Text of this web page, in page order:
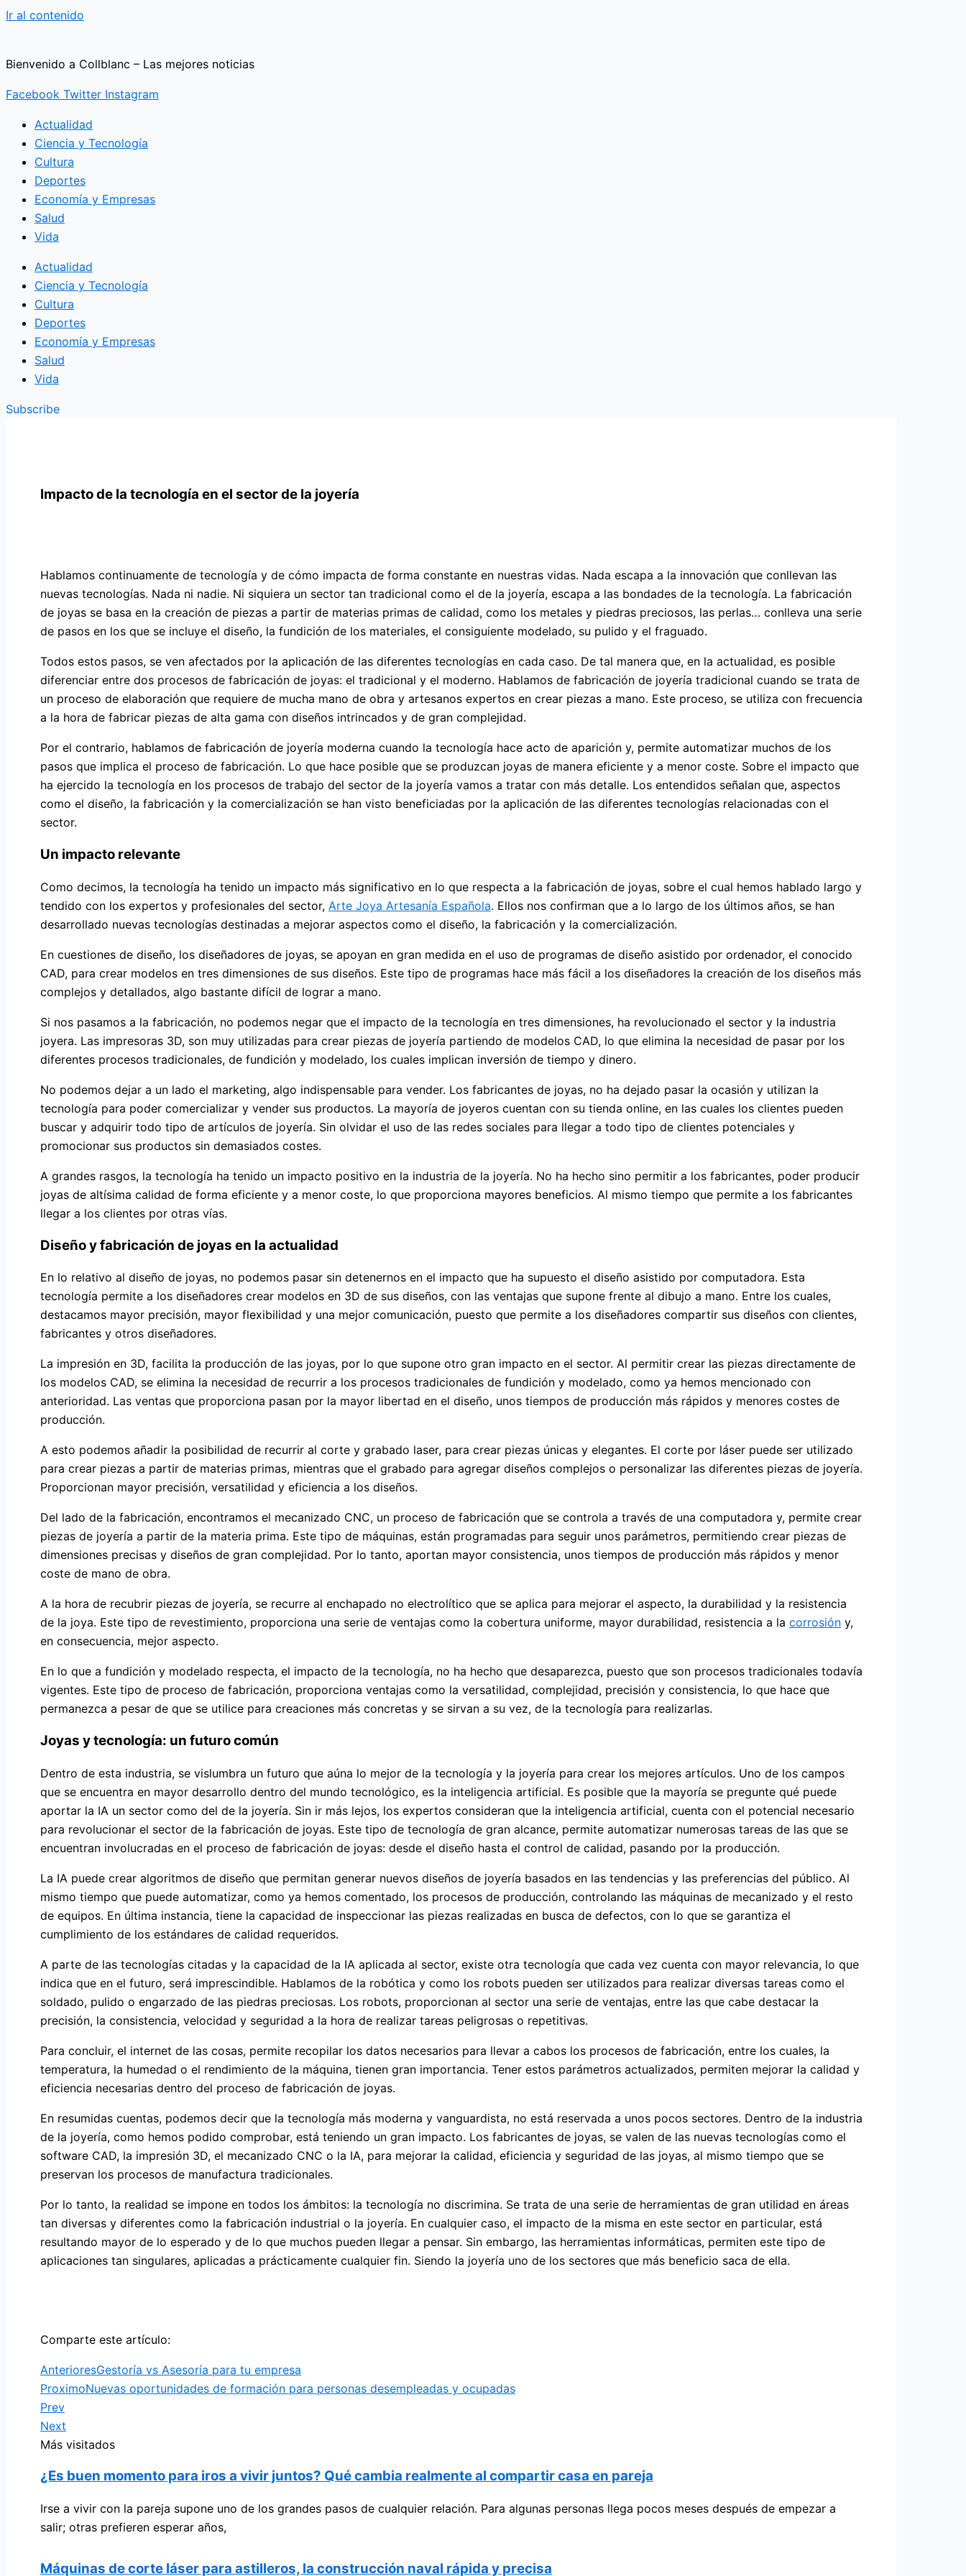
Ir al contenido
Bienvenido a Collblanc – Las mejores noticias
Facebook Twitter Instagram
Actualidad
Ciencia y Tecnología
Cultura
Deportes
Economía y Empresas
Salud
Vida
Actualidad
Ciencia y Tecnología
Cultura
Deportes
Economía y Empresas
Salud
Vida
Subscribe
Impacto de la tecnología en el sector de la joyería
Hablamos continuamente de tecnología y de cómo impacta de forma constante en nuestras vidas. Nada escapa a la innovación que conllevan las
nuevas tecnologías. Nada ni nadie. Ni siquiera un sector tan tradicional como el de la joyería, escapa a las bondades de la tecnología. La fabricación
de joyas se basa en la creación de piezas a partir de materias primas de calidad, como los metales y piedras preciosos, las perlas… conlleva una serie
de pasos en los que se incluye el diseño, la fundición de los materiales, el consiguiente modelado, su pulido y el fraguado.
Todos estos pasos, se ven afectados por la aplicación de las diferentes tecnologías en cada caso. De tal manera que, en la actualidad, es posible
diferenciar entre dos procesos de fabricación de joyas: el tradicional y el moderno. Hablamos de fabricación de joyería tradicional cuando se trata de
un proceso de elaboración que requiere de mucha mano de obra y artesanos expertos en crear piezas a mano. Este proceso, se utiliza con frecuencia
a la hora de fabricar piezas de alta gama con diseños intrincados y de gran complejidad.
Por el contrario, hablamos de fabricación de joyería moderna cuando la tecnología hace acto de aparición y, permite automatizar muchos de los
pasos que implica el proceso de fabricación. Lo que hace posible que se produzcan joyas de manera eficiente y a menor coste. Sobre el impacto que
ha ejercido la tecnología en los procesos de trabajo del sector de la joyería vamos a tratar con más detalle. Los entendidos señalan que, aspectos
como el diseño, la fabricación y la comercialización se han visto beneficiadas por la aplicación de las diferentes tecnologías relacionadas con el
sector.
Un impacto relevante
Como decimos, la tecnología ha tenido un impacto más significativo en lo que respecta a la fabricación de joyas, sobre el cual hemos hablado largo y
tendido con los expertos y profesionales del sector, Arte Joya Artesanía Española. Ellos nos confirman que a lo largo de los últimos años, se han
desarrollado nuevas tecnologías destinadas a mejorar aspectos como el diseño, la fabricación y la comercialización.
En cuestiones de diseño, los diseñadores de joyas, se apoyan en gran medida en el uso de programas de diseño asistido por ordenador, el conocido
CAD, para crear modelos en tres dimensiones de sus diseños. Este tipo de programas hace más fácil a los diseñadores la creación de los diseños más
complejos y detallados, algo bastante difícil de lograr a mano.
Si nos pasamos a la fabricación, no podemos negar que el impacto de la tecnología en tres dimensiones, ha revolucionado el sector y la industria
joyera. Las impresoras 3D, son muy utilizadas para crear piezas de joyería partiendo de modelos CAD, lo que elimina la necesidad de pasar por los
diferentes procesos tradicionales, de fundición y modelado, los cuales implican inversión de tiempo y dinero.
No podemos dejar a un lado el marketing, algo indispensable para vender. Los fabricantes de joyas, no ha dejado pasar la ocasión y utilizan la
tecnología para poder comercializar y vender sus productos. La mayoría de joyeros cuentan con su tienda online, en las cuales los clientes pueden
buscar y adquirir todo tipo de artículos de joyería. Sin olvidar el uso de las redes sociales para llegar a todo tipo de clientes potenciales y
promocionar sus productos sin demasiados costes.
A grandes rasgos, la tecnología ha tenido un impacto positivo en la industria de la joyería. No ha hecho sino permitir a los fabricantes, poder producir
joyas de altísima calidad de forma eficiente y a menor coste, lo que proporciona mayores beneficios. Al mismo tiempo que permite a los fabricantes
llegar a los clientes por otras vías.
Diseño y fabricación de joyas en la actualidad
En lo relativo al diseño de joyas, no podemos pasar sin detenernos en el impacto que ha supuesto el diseño asistido por computadora. Esta
tecnología permite a los diseñadores crear modelos en 3D de sus diseños, con las ventajas que supone frente al dibujo a mano. Entre los cuales,
destacamos mayor precisión, mayor flexibilidad y una mejor comunicación, puesto que permite a los diseñadores compartir sus diseños con clientes,
fabricantes y otros diseñadores.
La impresión en 3D, facilita la producción de las joyas, por lo que supone otro gran impacto en el sector. Al permitir crear las piezas directamente de
los modelos CAD, se elimina la necesidad de recurrir a los procesos tradicionales de fundición y modelado, como ya hemos mencionado con
anterioridad. Las ventas que proporciona pasan por la mayor libertad en el diseño, unos tiempos de producción más rápidos y menores costes de
producción.
A esto podemos añadir la posibilidad de recurrir al corte y grabado laser, para crear piezas únicas y elegantes. El corte por láser puede ser utilizado
para crear piezas a partir de materias primas, mientras que el grabado para agregar diseños complejos o personalizar las diferentes piezas de joyería.
Proporcionan mayor precisión, versatilidad y eficiencia a los diseños.
Del lado de la fabricación, encontramos el mecanizado CNC, un proceso de fabricación que se controla a través de una computadora y, permite crear
piezas de joyería a partir de la materia prima. Este tipo de máquinas, están programadas para seguir unos parámetros, permitiendo crear piezas de
dimensiones precisas y diseños de gran complejidad. Por lo tanto, aportan mayor consistencia, unos tiempos de producción más rápidos y menor
coste de mano de obra.
A la hora de recubrir piezas de joyería, se recurre al enchapado no electrolítico que se aplica para mejorar el aspecto, la durabilidad y la resistencia
de la joya. Este tipo de revestimiento, proporciona una serie de ventajas como la cobertura uniforme, mayor durabilidad, resistencia a la corrosión y,
en consecuencia, mejor aspecto.
En lo que a fundición y modelado respecta, el impacto de la tecnología, no ha hecho que desaparezca, puesto que son procesos tradicionales todavía
vigentes. Este tipo de proceso de fabricación, proporciona ventajas como la versatilidad, complejidad, precisión y consistencia, lo que hace que
permanezca a pesar de que se utilice para creaciones más concretas y se sirvan a su vez, de la tecnología para realizarlas.
Joyas y tecnología: un futuro común
Dentro de esta industria, se vislumbra un futuro que aúna lo mejor de la tecnología y la joyería para crear los mejores artículos. Uno de los campos
que se encuentra en mayor desarrollo dentro del mundo tecnológico, es la inteligencia artificial. Es posible que la mayoría se pregunte qué puede
aportar la IA un sector como del de la joyería. Sin ir más lejos, los expertos consideran que la inteligencia artificial, cuenta con el potencial necesario
para revolucionar el sector de la fabricación de joyas. Este tipo de tecnología de gran alcance, permite automatizar numerosas tareas de las que se
encuentran involucradas en el proceso de fabricación de joyas: desde el diseño hasta el control de calidad, pasando por la producción.
La IA puede crear algoritmos de diseño que permitan generar nuevos diseños de joyería basados en las tendencias y las preferencias del público. Al
mismo tiempo que puede automatizar, como ya hemos comentado, los procesos de producción, controlando las máquinas de mecanizado y el resto
de equipos. En última instancia, tiene la capacidad de inspeccionar las piezas realizadas en busca de defectos, con lo que se garantiza el
cumplimiento de los estándares de calidad requeridos.
A parte de las tecnologías citadas y la capacidad de la IA aplicada al sector, existe otra tecnología que cada vez cuenta con mayor relevancia, lo que
indica que en el futuro, será imprescindible. Hablamos de la robótica y como los robots pueden ser utilizados para realizar diversas tareas como el
soldado, pulido o engarzado de las piedras preciosas. Los robots, proporcionan al sector una serie de ventajas, entre las que cabe destacar la
precisión, la consistencia, velocidad y seguridad a la hora de realizar tareas peligrosas o repetitivas.
Para concluir, el internet de las cosas, permite recopilar los datos necesarios para llevar a cabos los procesos de fabricación, entre los cuales, la
temperatura, la humedad o el rendimiento de la máquina, tienen gran importancia. Tener estos parámetros actualizados, permiten mejorar la calidad y
eficiencia necesarias dentro del proceso de fabricación de joyas.
En resumidas cuentas, podemos decir que la tecnología más moderna y vanguardista, no está reservada a unos pocos sectores. Dentro de la industria
de la joyería, como hemos podido comprobar, está teniendo un gran impacto. Los fabricantes de joyas, se valen de las nuevas tecnologías como el
software CAD, la impresión 3D, el mecanizado CNC o la IA, para mejorar la calidad, eficiencia y seguridad de las joyas, al mismo tiempo que se
preservan los procesos de manufactura tradicionales.
Por lo tanto, la realidad se impone en todos los ámbitos: la tecnología no discrimina. Se trata de una serie de herramientas de gran utilidad en áreas
tan diversas y diferentes como la fabricación industrial o la joyería. En cualquier caso, el impacto de la misma en este sector en particular, está
resultando mayor de lo esperado y de lo que muchos pueden llegar a pensar. Sin embargo, las herramientas informáticas, permiten este tipo de
aplicaciones tan singulares, aplicadas a prácticamente cualquier fin. Siendo la joyería uno de los sectores que más beneficio saca de ella.
Comparte este artículo:
AnterioresGestoría vs Asesoría para tu empresa
ProximoNuevas oportunidades de formación para personas desempleadas y ocupadas
Prev
Next
Más visitados
¿Es buen momento para iros a vivir juntos? Qué cambia realmente al compartir casa en pareja
Irse a vivir con la pareja supone uno de los grandes pasos de cualquier relación. Para algunas personas llega pocos meses después de empezar a
salir; otras prefieren esperar años,
Máquinas de corte láser para astilleros, la construcción naval rápida y precisa